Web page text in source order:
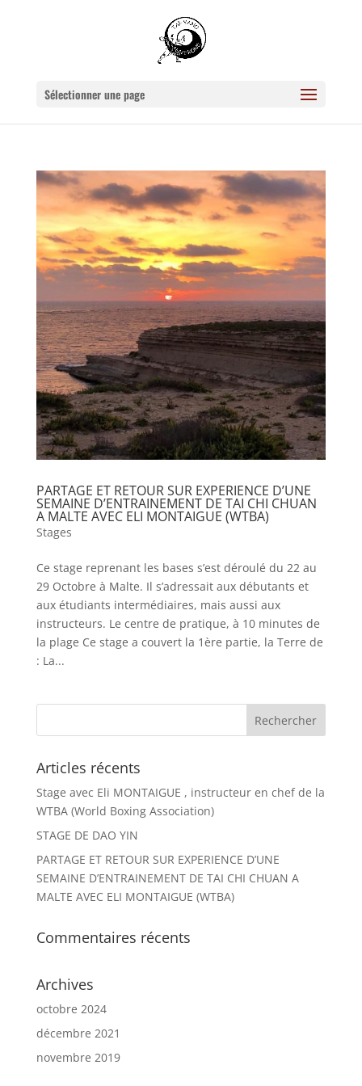
Sélectionner une page
PARTAGE ET RETOUR SUR EXPERIENCE D’UNE
SEMAINE D’ENTRAINEMENT DE TAI CHI CHUAN
A MALTE AVEC ELI MONTAIGUE (WTBA)
Stages
Ce stage reprenant les bases s’est déroulé du 22 au
29 Octobre à Malte. Il s’adressait aux débutants et
aux étudiants intermédiaires, mais aussi aux
instructeurs. Le centre de pratique, à 10 minutes de
la plage Ce stage a couvert la 1ère partie, la Terre de
: La...
Articles récents
Stage avec Eli MONTAIGUE , instructeur en chef de la
WTBA (World Boxing Association)
STAGE DE DAO YIN
PARTAGE ET RETOUR SUR EXPERIENCE D’UNE
SEMAINE D’ENTRAINEMENT DE TAI CHI CHUAN A
MALTE AVEC ELI MONTAIGUE (WTBA)
Commentaires récents
Archives
octobre 2024
décembre 2021
novembre 2019